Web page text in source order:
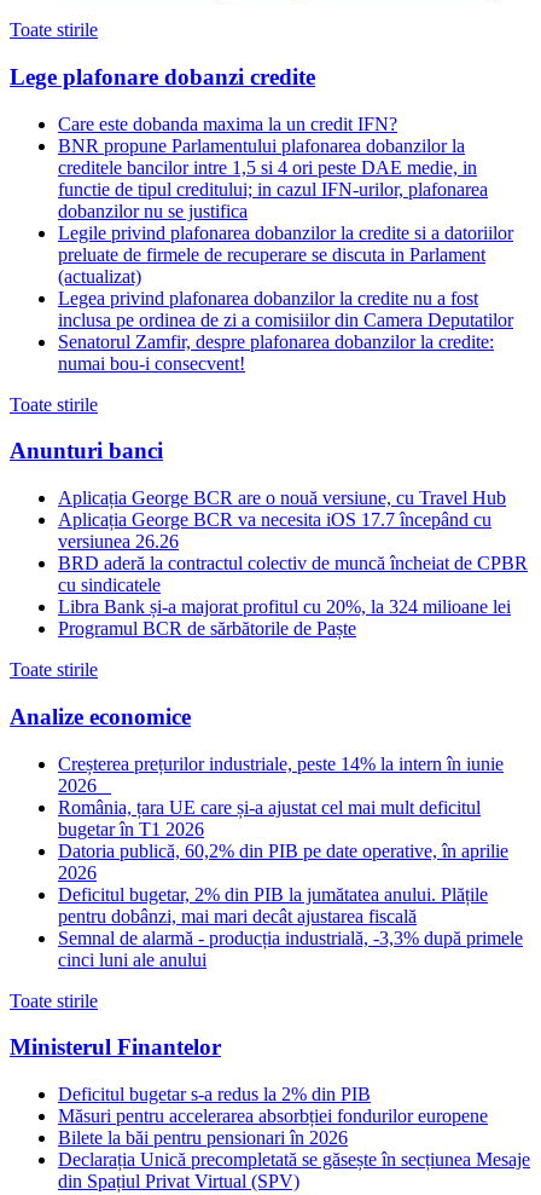
Toate stirile
Lege plafonare dobanzi credite
Care este dobanda maxima la un credit IFN?
BNR propune Parlamentului plafonarea dobanzilor la
creditele bancilor intre 1,5 si 4 ori peste DAE medie, in
functie de tipul creditului; in cazul IFN-urilor, plafonarea
dobanzilor nu se justifica
Legile privind plafonarea dobanzilor la credite si a datoriilor
preluate de firmele de recuperare se discuta in Parlament
(actualizat)
Legea privind plafonarea dobanzilor la credite nu a fost
inclusa pe ordinea de zi a comisiilor din Camera Deputatilor
Senatorul Zamfir, despre plafonarea dobanzilor la credite:
numai bou-i consecvent!
Toate stirile
Anunturi banci
Aplicația George BCR are o nouă versiune, cu Travel Hub
Aplicația George BCR va necesita iOS 17.7 începând cu
versiunea 26.26
BRD aderă la contractul colectiv de muncă încheiat de CPBR
cu sindicatele
Libra Bank și-a majorat profitul cu 20%, la 324 milioane lei
Programul BCR de sărbătorile de Paște
Toate stirile
Analize economice
Creșterea prețurilor industriale, peste 14% la intern în iunie
2026
România, țara UE care și-a ajustat cel mai mult deficitul
bugetar în T1 2026
Datoria publică, 60,2% din PIB pe date operative, în aprilie
2026
Deficitul bugetar, 2% din PIB la jumătatea anului. Plățile
pentru dobânzi, mai mari decât ajustarea fiscală
Semnal de alarmă - producția industrială, -3,3% după primele
cinci luni ale anului
Toate stirile
Ministerul Finantelor
Deficitul bugetar s-a redus la 2% din PIB
Măsuri pentru accelerarea absorbției fondurilor europene
Bilete la băi pentru pensionari în 2026
Declarația Unică precompletată se găsește în secțiunea Mesaje
din Spațiul Privat Virtual (SPV)